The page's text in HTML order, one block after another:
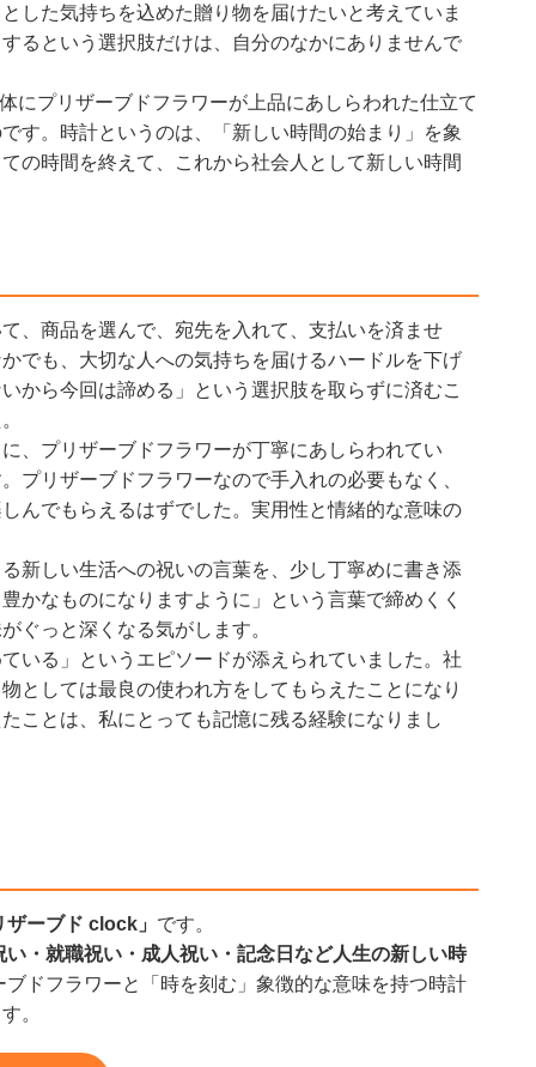
した気持ちを込めた贈り物を届けたいと考えていま
るという選択肢だけは、自分のなかにありませんで
にプリザーブドフラワーが上品にあしらわれた仕立て
す。時計というのは、「新しい時間の始まり」を象
の時間を終えて、これから社会人として新しい時間
、商品を選んで、宛先を入れて、支払いを済ませ
でも、大切な人への気持ちを届けるハードルを下げ
から今回は諦める」という選択肢を取らずに済むこ
、プリザーブドフラワーが丁寧にあしらわれてい
プリザーブドフラワーなので手入れの必要もなく、
んでもらえるはずでした。実用性と情緒的な意味の
新しい生活への祝いの言葉を、少し丁寧めに書き添
かなものになりますように」という言葉で締めくく
ぐっと深くなる気がします。
いる」というエピソードが添えられていました。社
としては最良の使われ方をしてもらえたことになり
ことは、私にとっても記憶に残る経験になりまし
ザーブド clock」 です。
い・就職祝い・成人祝い・記念日など人生の新しい時
ドフラワーと「時を刻む」象徴的な意味を持つ時計
。